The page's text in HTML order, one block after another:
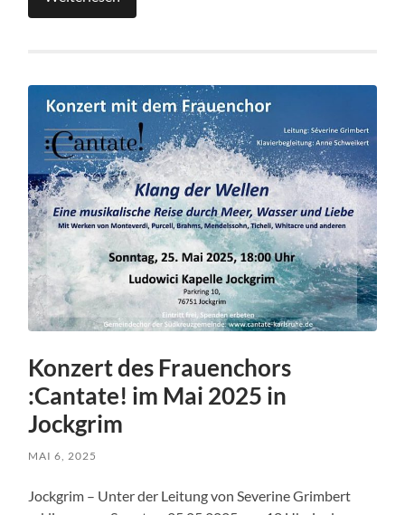
Konzert des Frauenchors
:Cantate! im Mai 2025 in
Jockgrim
MAI 6, 2025
Jockgrim – Unter der Leitung von Severine Grimbert